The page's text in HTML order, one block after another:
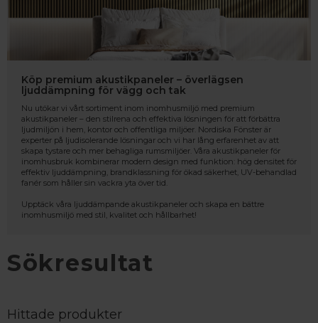
Köp premium akustikpaneler – överlägsen
ljuddämpning för vägg och tak
Nu utökar vi vårt sortiment inom inomhusmiljö med premium
akustikpaneler – den stilrena och effektiva lösningen för att förbättra
ljudmiljön i hem, kontor och offentliga miljöer. Nordiska Fönster är
experter på ljudisolerande lösningar och vi har lång erfarenhet av att
skapa tystare och mer behagliga rumsmiljöer. Våra akustikpaneler för
inomhusbruk kombinerar modern design med funktion: hög densitet för
effektiv ljuddämpning, brandklassning för ökad säkerhet, UV-behandlad
fanér som håller sin vackra yta över tid.
Upptäck våra ljuddämpande akustikpaneler och skapa en bättre
inomhusmiljö med stil, kvalitet och hållbarhet!
Sökresultat
Hittade produkter